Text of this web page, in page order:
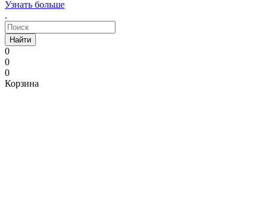
Узнать больше
.
Найти
0
0
0
Корзина